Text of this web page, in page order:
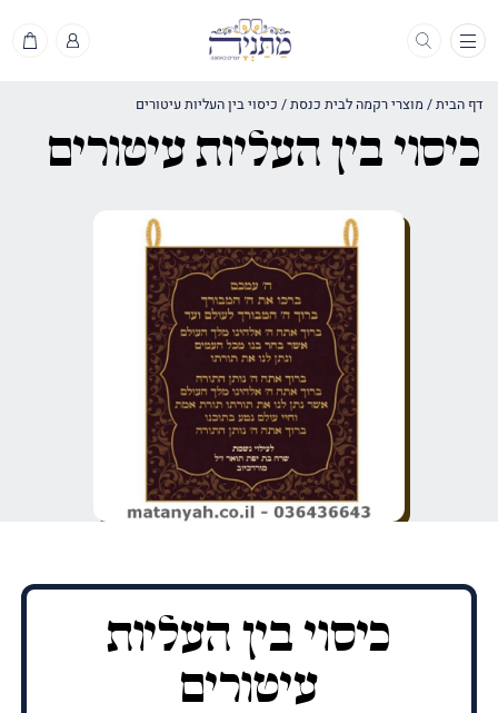
תפריט
דף הבית/ מוצרי רקמה לבית כנסת/ כיסוי בין העליות עיטורים
כיסוי בין העליות עיטורים
כיסוי בין העליות
עיטורים